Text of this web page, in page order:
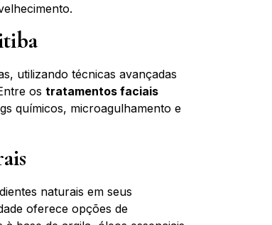
utilizando técnicas avançadas
ostratamentos faciais
químicos, microagulhamento e
naturais em seus
oferece opções de